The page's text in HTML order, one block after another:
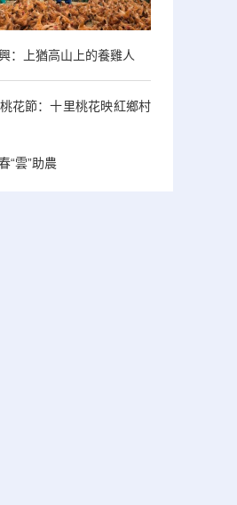
：上猶高山上的養雞人
花節：十里桃花映紅鄉村
“雲”助農